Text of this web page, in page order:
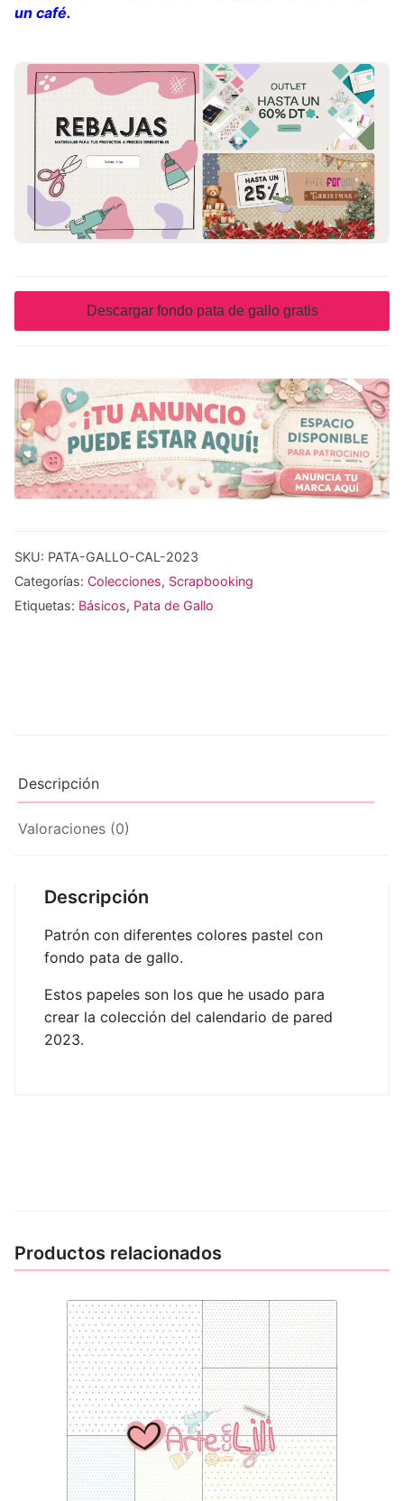
un café.
Descargar fondo pata de gallo gratis
SKU: PATA-GALLO-CAL-2023
Categorías: Colecciones, Scrapbooking
Etiquetas: Básicos, Pata de Gallo
Descripción
Valoraciones (0)
Descripción
Patrón con diferentes colores pastel con
fondo pata de gallo.
Estos papeles son los que he usado para
crear la colección del calendario de pared
2023.
Productos relacionados